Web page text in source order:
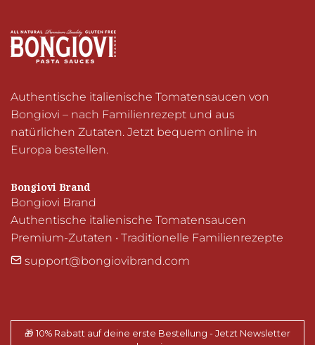
Authentische italienische Tomatensaucen von
Bongiovi – nach Familienrezept und aus
natürlichen Zutaten. Jetzt bequem online in
Europa bestellen.
Bongiovi Brand
Bongiovi Brand
Authentische italienische Tomatensaucen
Premium-Zutaten • Traditionelle Familienrezepte
support@bongiovibrand.com
🎁 10% Rabatt auf deine erste Bestellung - Jetzt Newsletter